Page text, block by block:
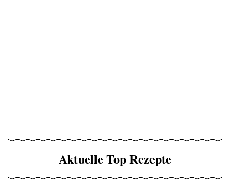
Aktuelle Top Rezepte